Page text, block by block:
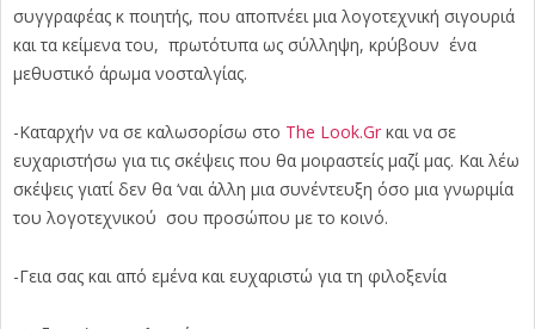
συγγραφέας κ ποιητής, που αποπνέει μια λογοτεχνική σιγουριά
και τα κείμενα του, πρωτότυπα ως σύλληψη, κρύβουν ένα
μεθυστικό άρωμα νοσταλγίας.
-Καταρχήν να σε καλωσορίσω στο The Look.Gr και να σε
ευχαριστήσω για τις σκέψεις που θα μοιραστείς μαζί μας. Και λέω
σκέψεις γιατί δεν θα ‘ναι άλλη μια συνέντευξη όσο μια γνωριμία
του λογοτεχνικού σου προσώπου με το κοινό.
-Γεια σας και από εμένα και ευχαριστώ για τη φιλοξενία